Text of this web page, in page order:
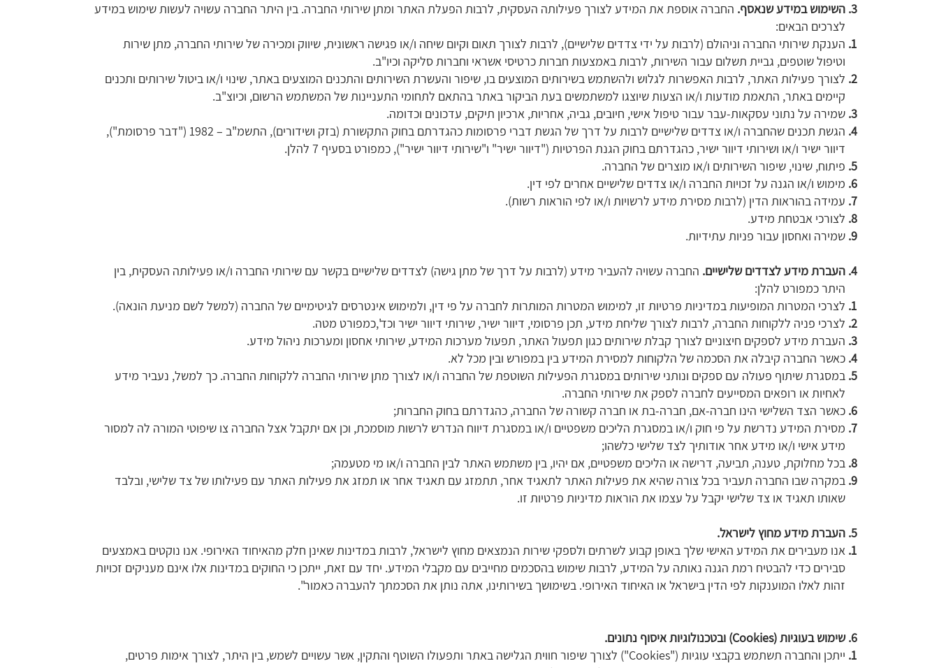
השימוש במידע שנאסף. החברה אוספת את המידע לצורך פעילותה העסקית, לרבות הפעלת האתר ומתן שירותי החברה. בין היתר החברה עשויה לעשות שימוש במידע
לצרכים הבאים:
הענקת שירותי החברה וניהולם (לרבות על ידי צדדים שלישיים), ‏לרבות לצורך תאום וקיום שיחה ו/או פגישה ראשונית, שיווק ומכירה של שירותי החברה, מתן שירות
וטיפול שוטפים, גביית תשלום עבור השירות, ‏לרבות באמצעות חברות כרטיסי אשראי וחברות סליקה וכיו"ב.‏
לצורך פעילות האתר, לרבות האפשרות לגלוש ולהשתמש בשירותים המוצעים בו, שיפור והעשרת השירותים והתכנים המוצעים באתר, שינוי ו/או ביטול שירותים ותכנים
קיימים באתר, התאמת מודעות ו/או הצעות שיוצגו למשתמשים בעת הביקור באתר בהתאם לתחומי התעניינות של המשתמש הרשום, וכיוצ"ב.
שמירה על נתוני עסקאות-עבר עבור טיפול אישי, חיובים, גביה, אחריות, ארכיון תיקים, עדכונים וכדומה.
הגשת תכנים שהחברה ו/או צדדים שלישיים לרבות על דרך של הגשת דברי פרסומות כהגדרתם בחוק התקשורת (בזק ושידורים), התשמ‎"‎ב – 1982 ‏‏("דבר פרסומת"),
דיוור ישיר ו/או ושירותי דיוור ישיר, כהגדרתם בחוק הגנת הפרטיות ("דיוור ישיר" ו"שירותי דיוור ישיר"), כמפורט בסעיף 7 להלן.
‏פיתוח, שינוי, שיפור השירותים ו/או מוצרים של החברה.‏
‏מימוש ו/או הגנה על זכויות החברה ו/או צדדים שלישיים אחרים ‏לפי דין.
‏עמידה בהוראות הדין (לרבות מסירת מידע לרשויות ו/או ‏לפי הוראות רשות).‏
‏לצורכי אבטחת מידע.
שמירה ואחסון עבור פניות עתידיות.
העברת מידע לצדדים שלישיים. החברה עשויה להעביר מידע ‏‏(לרבות על דרך של מתן גישה) לצדדים שלישיים בקשר עם שירותי החברה ו/או ‏פעילותה העסקית, בין
היתר כמפורט להלן: ‏
לצרכי המטרות המופיעות במדיניות פרטיות זו, למימוש המטרות המותרות לחברה על פי דין, ולמימוש אינטרסים לגיטימיים של החברה (למשל לשם מניעת הונאה).
לצרכי פניה ללקוחות החברה, לרבות לצורך שליחת מידע, תכן פרסומי, דיוור ישיר, שירותי דיוור ישיר וכד',כמפורט מטה.
העברת מידע לספקים חיצוניים לצורך קבלת שירותים כגון תפעול האתר, תפעול מערכות המידע, שירותי אחסון ומערכות ניהול מידע.
כאשר החברה קיבלה את הסכמה של הלקוחות למסירת המידע בין במפורש ובין מכל לא.
במסגרת שיתוף פעולה עם ספקים ונותני שירותים במסגרת הפעילות השוטפת של החברה ו/או לצורך מתן שירותי החברה ללקוחות החברה. כך למשל, נעביר מידע
לאחיות או רופאים המסייעים לחברה לספק את שירותי החברה.
כאשר הצד השלישי הינו חברה-אם, חברה-בת או חברה קשורה של החברה, כהגדרתם בחוק החברות;
מסירת המידע נדרשת על פי חוק ו/או במסגרת הליכים משפטיים ו/או במסגרת דיווח הנדרש לרשות מוסמכת, וכן אם יתקבל אצל החברה צו שיפוטי המורה לה למסור
מידע אישי ו/או מידע אחר אודותיך לצד שלישי כלשהו;
בכל מחלוקת, טענה, תביעה, דרישה או הליכים משפטיים, אם יהיו, בין משתמש האתר לבין החברה ו/או מי מטעמה;
במקרה שבו החברה תעביר בכל צורה שהיא את פעילות האתר לתאגיד אחר, תתמזג עם תאגיד אחר או תמזג את פעילות האתר עם פעילותו של צד שלישי, ובלבד
שאותו תאגיד או צד שלישי יקבל על עצמו את הוראות מדיניות פרטיות זו.
העברת מידע מחוץ לישראל.
אנו מעבירים את המידע האישי שלך באופן קבוע לשרתים ולספקי שירות הנמצאים מחוץ לישראל, לרבות במדינות שאינן חלק מהאיחוד האירופי. אנו נוקטים באמצעים
סבירים כדי להבטיח רמת הגנה נאותה על המידע, לרבות שימוש בהסכמים מחייבים עם מקבלי המידע. יחד עם זאת, ייתכן כי החוקים במדינות אלו אינם מעניקים זכויות
זהות לאלו המוענקות לפי הדין בישראל או האיחוד האירופי. בשימושך בשירותינו, אתה נותן את הסכמתך להעברה כאמור".
שימוש בעוגיות (Cookies) ובטכנולוגיות איסוף נתונים.
ייתכן והחברה תשתמש בקבצי עוגיות ("Cookies") לצורך שיפור חווית הגלישה באתר ותפעולו השוטף והתקין, אשר עשויים לשמש, בין היתר, לצורך אימות פרטים,